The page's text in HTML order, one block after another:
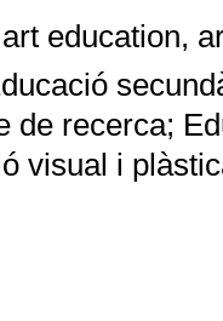
education,
de recerca;
visual i